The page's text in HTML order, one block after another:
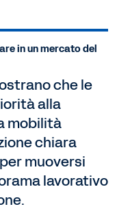
in un mercato del
che le
alla
mobilità
chiara
muoversi
lavorativo